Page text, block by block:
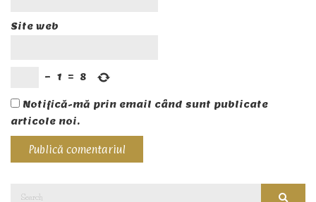
Site web
− 1 = 8
Notifică-mă prin email când sunt publicate
articole noi.